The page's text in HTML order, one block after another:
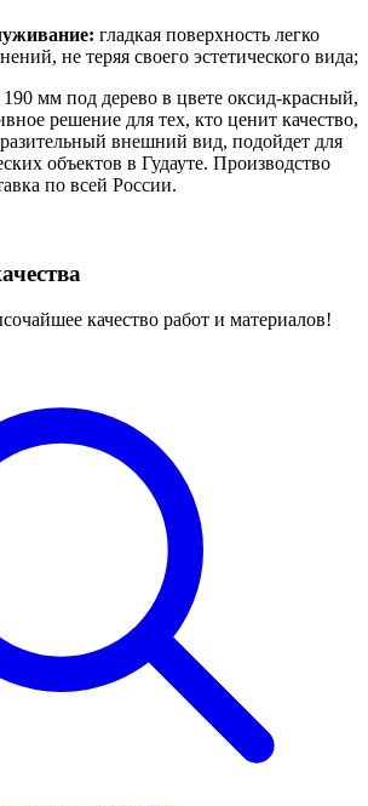
гладкая поверхность легко
не теряя своего эстетического вида;
мм под дерево в цвете оксид-красный,
решение для тех, кто ценит качество,
внешний вид, подойдет для
объектов в Гудауте. Производство
по всей России.
качество работ и материалов!